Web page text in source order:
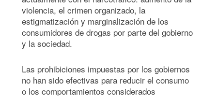
violencia, el crimen organizado, la
estigmatización y marginalización de los
consumidores de drogas por parte del gobierno
y la sociedad.
Las prohibiciones impuestas por los gobiernos
no han sido efectivas para reducir el consumo
o los comportamientos considerados